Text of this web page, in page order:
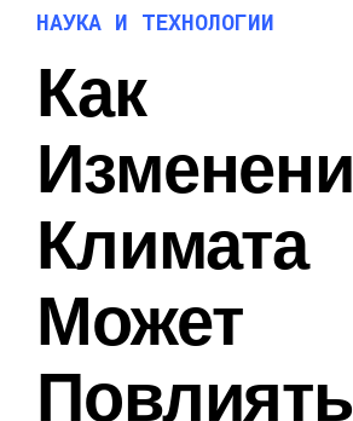
НАУКА И ТЕХНОЛОГИИ
Как
Климата
Может